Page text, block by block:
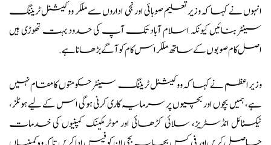
انہوں نے کہا کہ وزیر تعلیم صوبائی اور نجی اداروں سے ملکر ووکیشنل ٹریننگ
سینٹر بنائیں کیونکہ اسلام آباد تک آپ کی حدود بہت تھوڑی ہیں
اصل کام صوبوں کے ساتھ ملکر اس کام کو آگے بڑھانا ہے.
وزیراعظم نے کہا کہ ووکیشنل ٹریننگ سینٹر حکومتوں کا مقام نہیں
ہے، ہمیں بچوں اور بچیوں پر سرمایہ کاری کرنی ہوگی اس کے لیے ہوٹلز،
ٹیکسٹائل انڈسٹریز، سلائی کڑھائی اور موٹر مکینک کمپنیوں کی خدمات